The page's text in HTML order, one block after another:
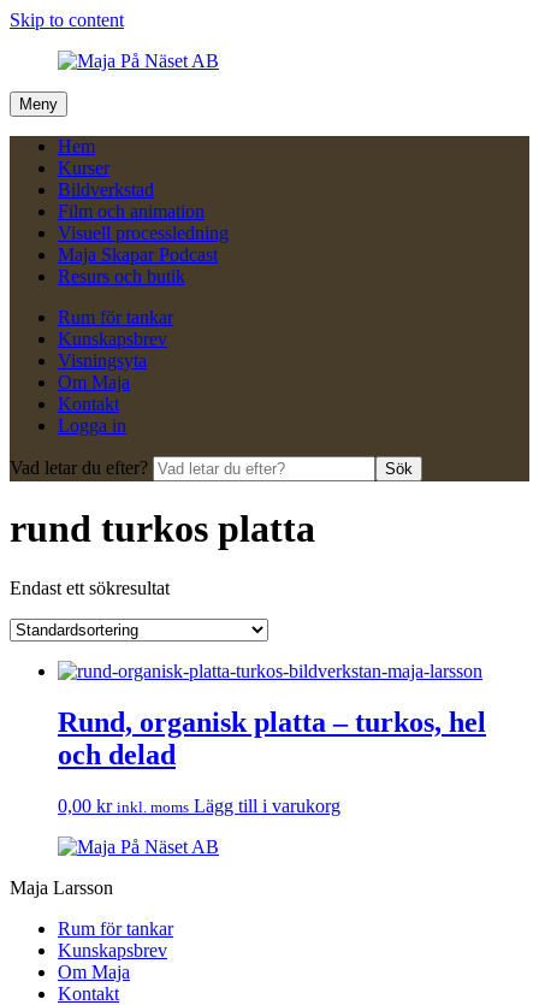
Skip to content
Meny
Hem
Kurser
Bildverkstad
Film och animation
Visuell processledning
Maja Skapar Podcast
Resurs och butik
Rum för tankar
Kunskapsbrev
Visningsyta
Om Maja
Kontakt
Logga in
Vad letar du efter? Sök
rund turkos platta
Endast ett sökresultat
Rund, organisk platta – turkos, hel
och delad
0,00 kr inkl. moms Lägg till i varukorg
Maja Larsson
Rum för tankar
Kunskapsbrev
Om Maja
Kontakt